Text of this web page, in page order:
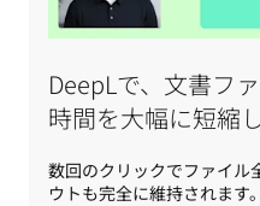
DeepLで、文書フ
時間を大幅に短縮
数回のクリックでファイル
ウトも完全に維持されます。